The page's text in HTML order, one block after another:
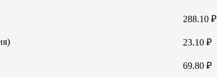
288.10 ₽
23.10 ₽
69.80 ₽